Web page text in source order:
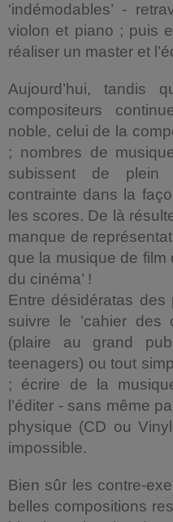
‘indémodables’ -
violon et piano ; puis
réaliser un master et
Aujourd’hui, tandis
compositeurs
noble, celui de la
; nombres de
subissent de
contrainte dans la
les scores. De là
manque de
que la musique de film
du cinéma’ !
Entre désidératas des
suivre le ’cahier des
(plaire au grand
teenagers) ou tout
; écrire de la
l’éditer - sans même
physique (CD ou
impossible.
Bien sûr les contre-
belles compositions